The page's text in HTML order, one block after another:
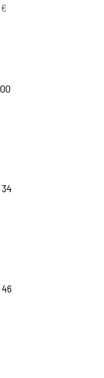
€Hintaluokka: